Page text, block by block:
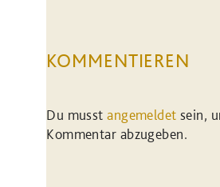
KOMMENTIEREN
Du musstangemeldet sein,
Kommentar abzugeben.